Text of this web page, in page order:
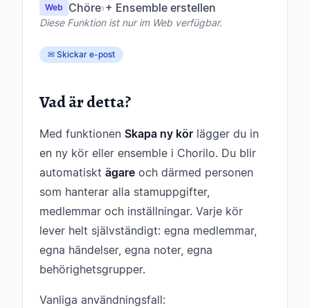
Web Chöre›+ Ensemble erstellen
Diese Funktion ist nur im Web verfügbar.
✉ Skickar e-post
Vad är detta?
Med funktionen Skapa ny kör lägger du in
en ny kör eller ensemble i Chorilo. Du blir
automatiskt ägare och därmed personen
som hanterar alla stamuppgifter,
medlemmar och inställningar. Varje kör
lever helt självständigt: egna medlemmar,
egna händelser, egna noter, egna
behörighetsgrupper.
Vanliga användningsfall: